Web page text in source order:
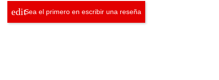
Sea el primero en escribir una reseña